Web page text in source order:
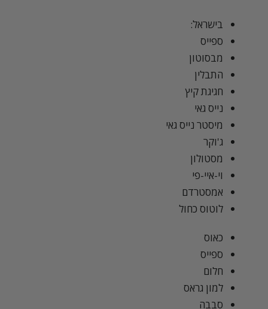
בישראל:
ספייס
מבסוטון
התבלין
חגיגת קיץ
נייס גאי
מיסטר נייס גאי
ג'וקר
מסטולון
וי-איי-פי
אמסטרדם
לוטוס כחול
כאוס
ספייס
חלום
למון גראס
סבבה